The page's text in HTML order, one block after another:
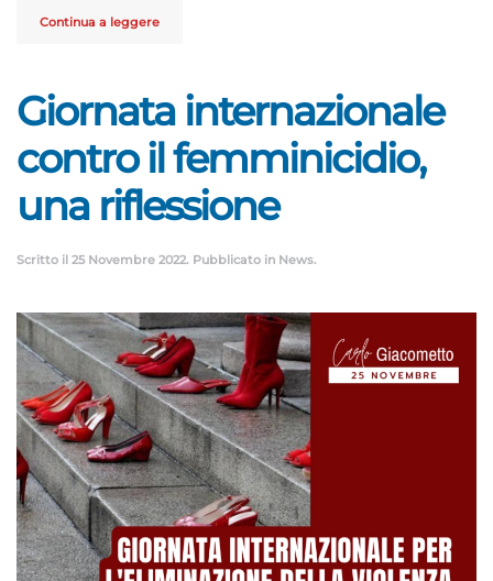
Continua a leggere
Giornata internazionale
contro il femminicidio,
una riflessione
Scritto il 25 Novembre 2022. Pubblicato in News.